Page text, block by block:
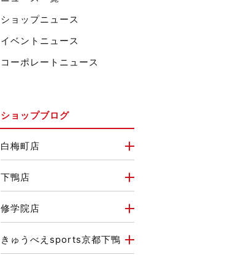
ショップニュース
イベントニュース
コーポレートニュース
ショップブログ
白梅町店
下鴨店
修学院店
きゅうべえsports京都下鴨